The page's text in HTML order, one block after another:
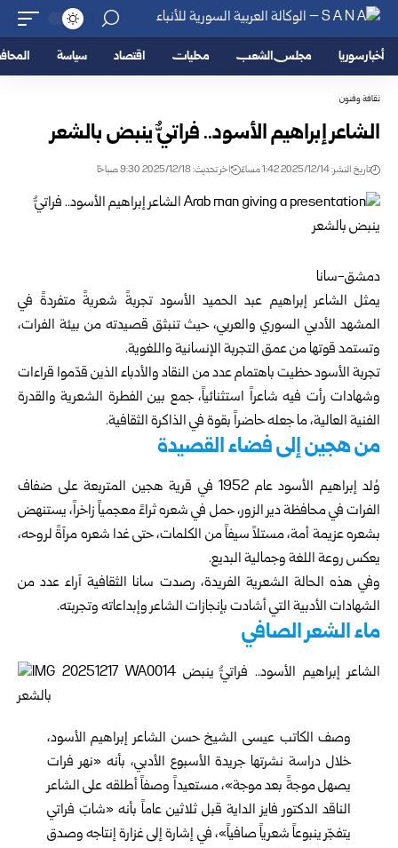
أخبار سوريا مجلس الشعب محليات اقتصاد سياسة
ثقافة وفنون
الشاعر إبراهيم الأسود.. فراتيٌّ ينبض بالشعر
تاريخ النشر: 2025/12/14 1:42 مساءً اخر تحديث: 2025/12/18 9:30 صباحًا
دمشق-سانا
يمثل الشاعر إبراهيم عبد الحميد الأسود تجربةً شعريةً متفردةً في
المشهد الأدبي السوري والعربي، حيث تنبثق قصيدته من بيئة الفرات،
وتستمد قوتها من عمق التجربة الإنسانية واللغوية.
تجربة الأسود حظيت باهتمام عدد من النقاد والأدباء الذين قدّموا قراءات
وشهادات رأت فيه شاعراً استثنائياً، جمع بين الفطرة الشعرية والقدرة
الفنية العالية، ما جعله حاضراً بقوة في الذاكرة الثقافية.
من هجين إلى فضاء القصيدة
وُلد إبراهيم الأسود عام 1952 في قرية هجين المتربعة على ضفاف
الفرات في محافظة دير الزور، حمل في شعره ثراءً معجمياً زاخراً، يستنهض
بشعره عزيمة أمة، مستلاً سيفاً من الكلمات، حتى غدا شعره مرآةً لروحه،
يعكس روعة اللغة وجمالية البديع.
وفي هذه الحالة الشعرية الفريدة، رصدت سانا الثقافية آراء عدد من
الشهادات الأدبية التي أشادت بإنجازات الشاعر وإبداعاته وتجربته.
ماء الشعر الصافي
وصف الكاتب عيسى الشيخ حسن الشاعر إبراهيم الأسود،
خلال دراسة نشرتها جريدة الأسبوع الأدبي، بأنه «نهر فرات
يصهل موجةً بعد موجة»، مستعيداً وصفاً أطلقه على الشاعر
الناقد الدكتور فايز الداية قبل ثلاثين عاماً بأنه «شابّ فراتي
يتفجّر ينبوعاً شعرياً صافياً»، في إشارة إلى غزارة إنتاجه وصدق